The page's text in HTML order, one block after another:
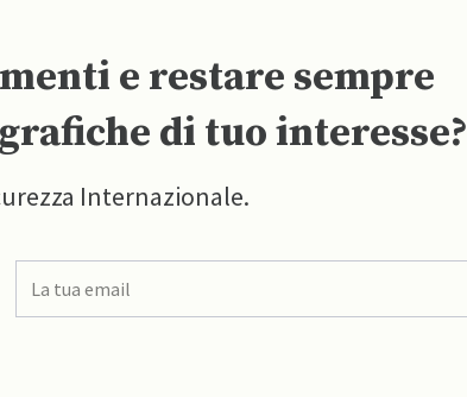
e restare sempre
di tuo interesse?
Internazionale.